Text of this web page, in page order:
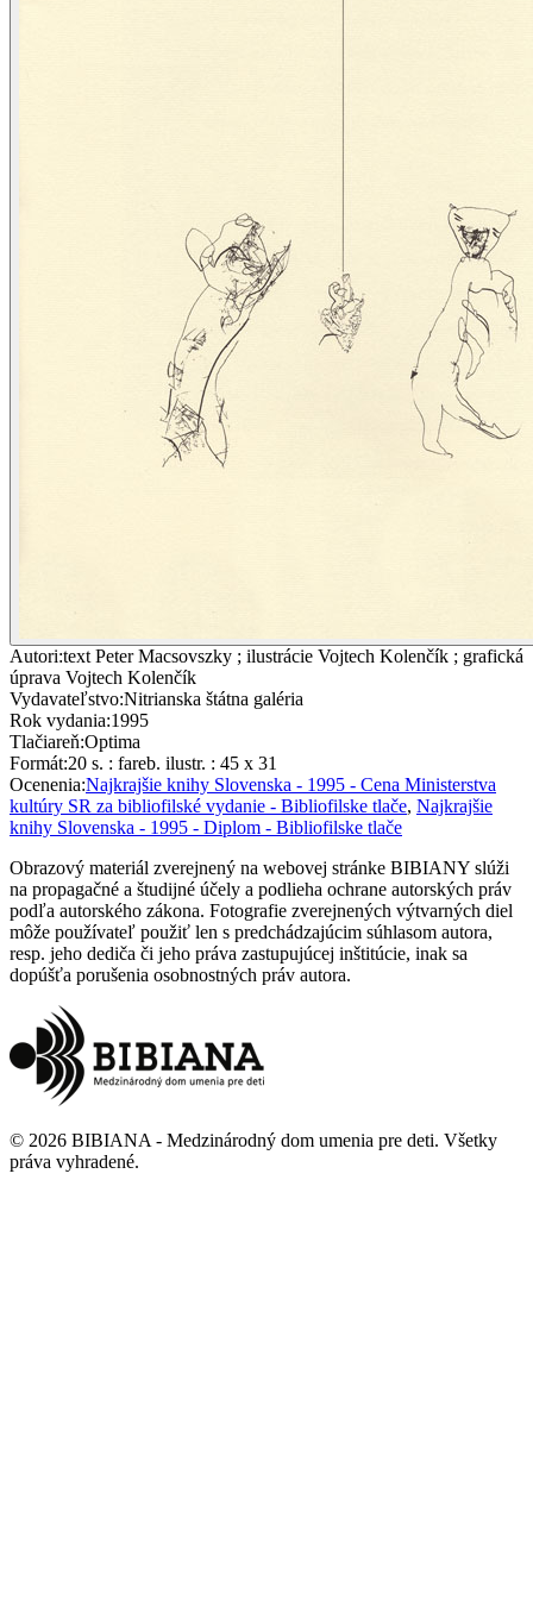
Autori:text Peter Macsovszky ; ilustrácie Vojtech Kolenčík ; grafická
úprava Vojtech Kolenčík
Vydavateľstvo:Nitrianska štátna galéria
Rok vydania:1995
Tlačiareň:Optima
Formát:20 s. : fareb. ilustr. : 45 x 31
Ocenenia:Najkrajšie knihy Slovenska - 1995 - Cena Ministerstva
kultúry SR za bibliofilské vydanie - Bibliofilske tlače, Najkrajšie
knihy Slovenska - 1995 - Diplom - Bibliofilske tlače
Obrazový materiál zverejnený na webovej stránke BIBIANY slúži
na propagačné a študijné účely a podlieha ochrane autorských práv
podľa autorského zákona. Fotografie zverejnených výtvarných diel
môže používateľ použiť len s predchádzajúcim súhlasom autora,
resp. jeho dediča či jeho práva zastupujúcej inštitúcie, inak sa
dopúšťa porušenia osobnostných práv autora.
© 2026 BIBIANA - Medzinárodný dom umenia pre deti. Všetky
práva vyhradené.